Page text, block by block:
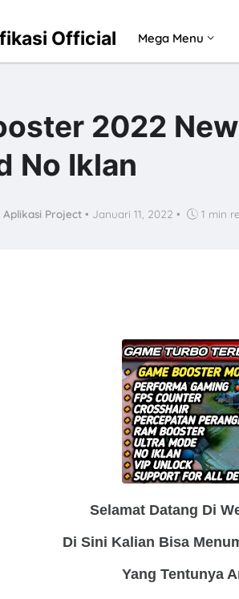
Official Mega Menu
2022
No Iklan
Aplikasi Project • Januari 11, 2022 • 1 min
Selamat Datang Di
Di Sini Kalian Bisa
Yang Tentunya